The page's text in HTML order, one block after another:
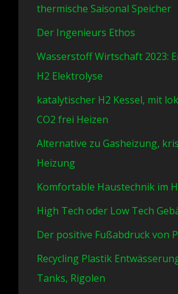
thermische Saisonal Speicher
Der Ingenieurs Ethos
Wasserstoff Wirtschaft 2023:
H2 Elektrolyse
katalytischer H2 Kessel, mit
CO2 frei Heizen
Alternative zu Gasheizung,
Heizung
Komfortable Haustechnik im
High Tech oder Low Tech
Der positive Fußabdruck von
Recycling Plastik
Tanks, Rigolen